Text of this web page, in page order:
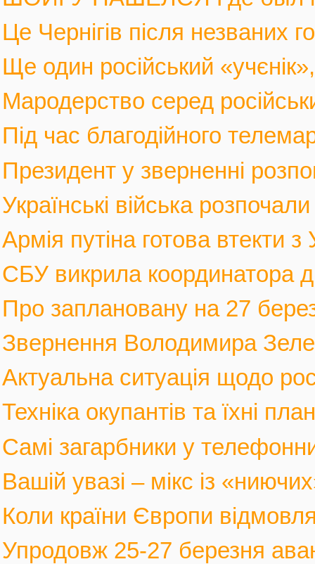
Це Чернігів після незваних
Ще один російський
Мародерство серед
Під час благодійного
Президент у зверненні
Українські війська
Армія путіна готова втекти
СБУ викрила координатора
Про заплановану на 27
Звернення Володимира
Актуальна ситуація щодо
Техніка окупантів та їхні
Самі загарбники у
Вашій увазі – мікс із
Коли країни Європи
Упродовж 25-27 березня